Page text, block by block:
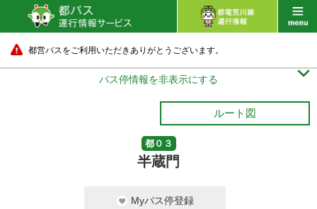
都営バスをご利用いただきありがとうございます。
バス停情報を非表示にする 
ルート図
都０３
半蔵門
Myバス停登録